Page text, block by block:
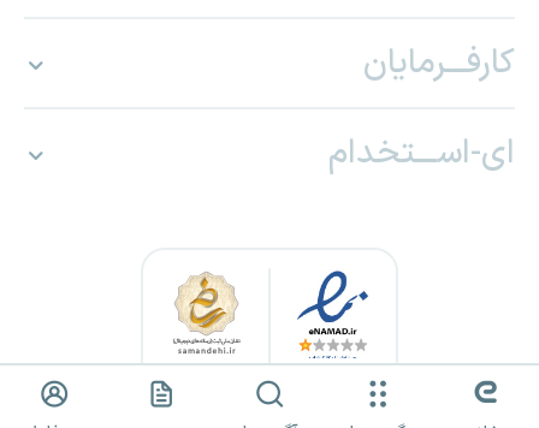
کارفـــرمایان
ای-اســـتخدام